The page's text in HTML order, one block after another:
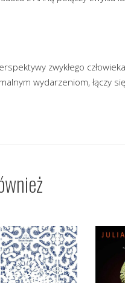
zwykłego
wydarzeniom, łączy